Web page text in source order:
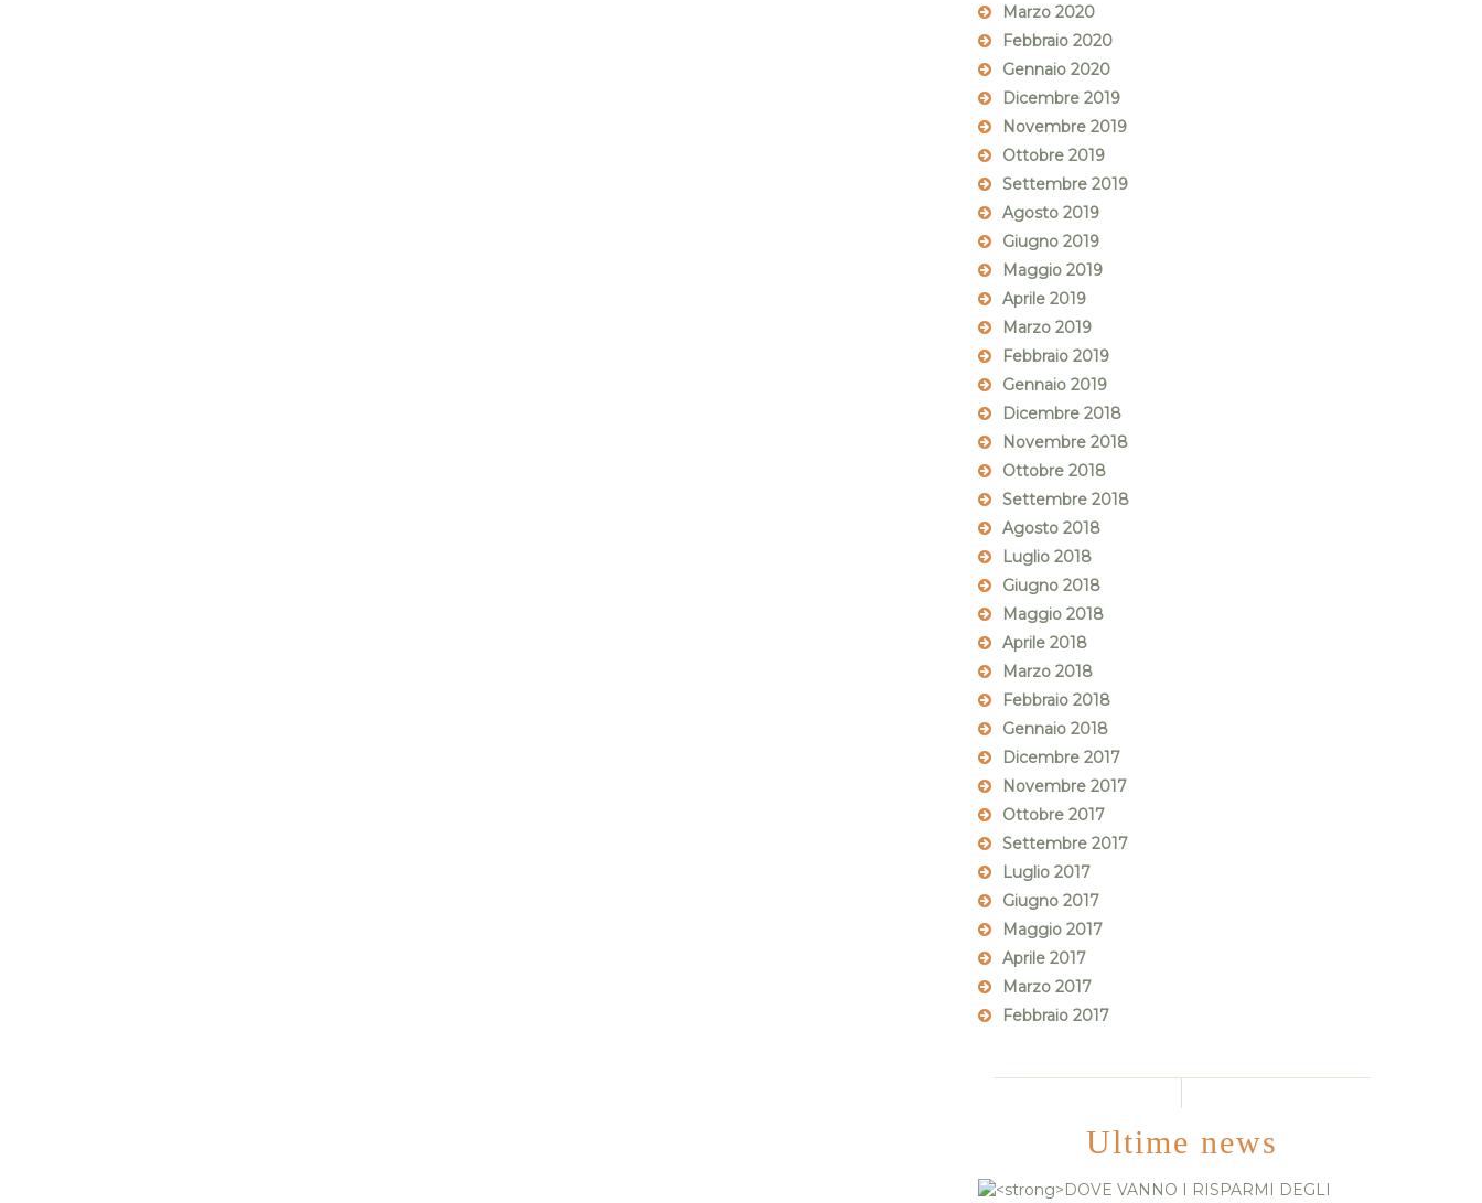
Marzo 2020
Febbraio 2020
Gennaio 2020
Dicembre 2019
Novembre 2019
Ottobre 2019
Settembre 2019
Agosto 2019
Giugno 2019
Maggio 2019
Aprile 2019
Marzo 2019
Febbraio 2019
Gennaio 2019
Dicembre 2018
Novembre 2018
Ottobre 2018
Settembre 2018
Agosto 2018
Luglio 2018
Giugno 2018
Maggio 2018
Aprile 2018
Marzo 2018
Febbraio 2018
Gennaio 2018
Dicembre 2017
Novembre 2017
Ottobre 2017
Settembre 2017
Luglio 2017
Giugno 2017
Maggio 2017
Aprile 2017
Marzo 2017
Febbraio 2017
Ultime news